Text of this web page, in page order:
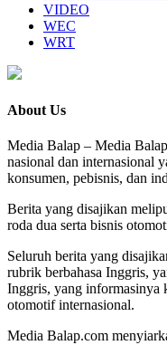
VIDEO
WEC
WRT
About Us
Media Balap – Media
nasional dan internasional
konsumen, pebisnis, dan
Berita yang disajikan
roda dua serta bisnis
Seluruh berita yang
rubrik berbahasa Inggris,
Inggris, yang informasinya
otomotif internasional.
Media Balap.com